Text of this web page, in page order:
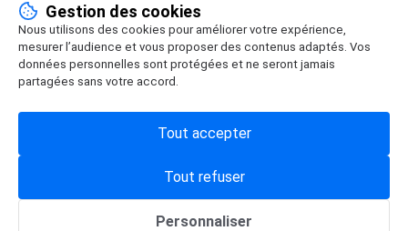
Gestion des cookies
Gestion des cookies
Nous utilisons des cookies pour améliorer votre expérience,
mesurer l’audience et vous proposer des contenus adaptés. Vos
données personnelles sont protégées et ne seront jamais
partagées sans votre accord.
Personnaliser
Tout refuser
Tout accepter